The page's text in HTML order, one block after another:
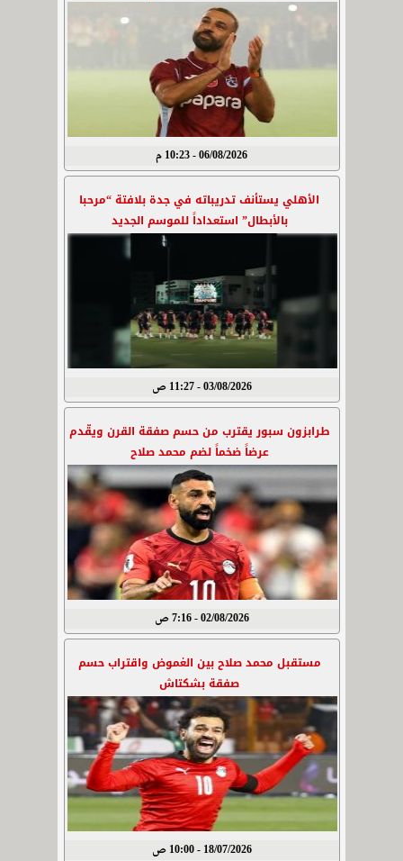
06/08/2026 - 10:23 م
الأهلي يستأنف تدريباته في جدة بلافتة “مرحبا
بالأبطال” استعداداً للموسم الجديد
03/08/2026 - 11:27 ص
طرابزون سبور يقترب من حسم صفقة القرن ويقّدم
عرضاً ضخماً لضم محمد صلاح
02/08/2026 - 7:16 ص
مستقبل محمد صلاح بين الغموض واقتراب حسم
صفقة بشكتاش
18/07/2026 - 10:00 ص